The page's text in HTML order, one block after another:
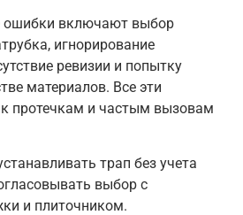
ошибки включают выбор
игнорирование
ревизии и попытку
материалов. Все эти
протечкам и частым вызовам
трап без учета
выбор с
и плиточником.